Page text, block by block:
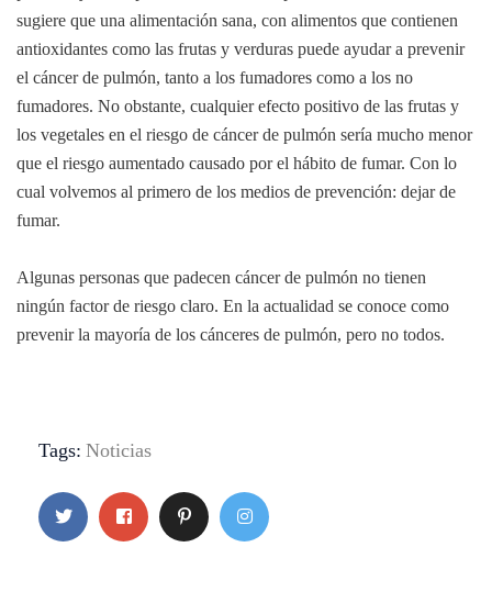
sugiere que una alimentación sana, con alimentos que contienen
antioxidantes como las frutas y verduras puede ayudar a prevenir
el cáncer de pulmón, tanto a los fumadores como a los no
fumadores. No obstante, cualquier efecto positivo de las frutas y
los vegetales en el riesgo de cáncer de pulmón sería mucho menor
que el riesgo aumentado causado por el hábito de fumar. Con lo
cual volvemos al primero de los medios de prevención: dejar de
fumar.
Algunas personas que padecen cáncer de pulmón no tienen
ningún factor de riesgo claro. En la actualidad se conoce como
prevenir la mayoría de los cánceres de pulmón, pero no todos.
Tags: Noticias